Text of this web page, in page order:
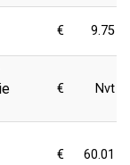
€ 9.75
€ Nvt
€ 60.01